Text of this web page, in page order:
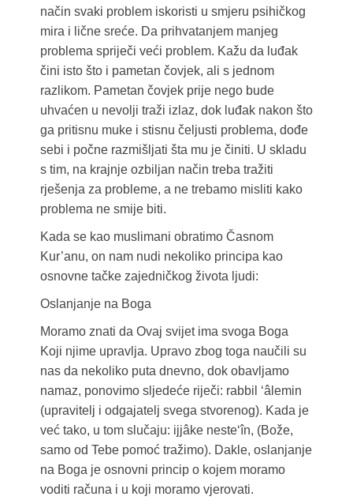
način svaki problem iskoristi u smjeru psihičkog
mira i lične sreće. Da prihvatanjem manjeg
problema spriječi veći problem. Kažu da luđak
čini isto što i pametan čovjek, ali s jednom
razlikom. Pametan čovjek prije nego bude
uhvaćen u nevolji traži izlaz, dok luđak nakon što
ga pritisnu muke i stisnu čeljusti problema, dođe
sebi i počne razmišljati šta mu je činiti. U skladu
s tim, na krajnje ozbiljan način treba tražiti
rješenja za probleme, a ne trebamo misliti kako
problema ne smije biti.
Kada se kao muslimani obratimo Časnom
Kur’anu, on nam nudi nekoliko principa kao
osnovne tačke zajedničkog života ljudi:
Oslanjanje na Boga
Moramo znati da Ovaj svijet ima svoga Boga
Koji njime upravlja. Upravo zbog toga naučili su
nas da nekoliko puta dnevno, dok obavljamo
namaz, ponovimo sljedeće riječi: rabbil ‘âlemin
(upravitelj i odgajatelj svega stvorenog). Kada je
već tako, u tom slučaju: ijjâke neste‘în, (Bože,
samo od Tebe pomoć tražimo). Dakle, oslanjanje
na Boga je osnovni princip o kojem moramo
voditi računa i u koji moramo vjerovati.